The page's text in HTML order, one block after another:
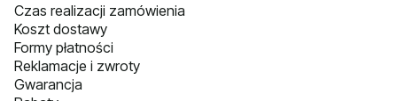
Czas realizacji zamówienia
Koszt dostawy
Formy płatności
Reklamacje i zwroty
Gwarancja